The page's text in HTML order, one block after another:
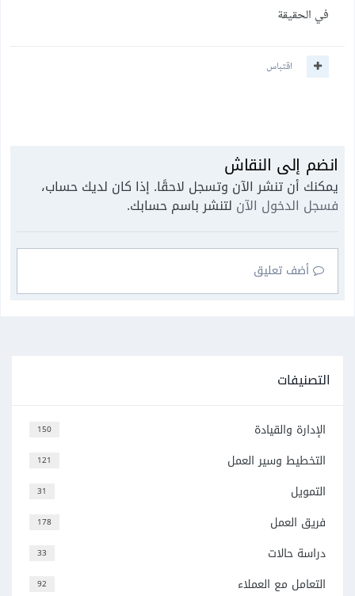
في الحقيقة
اقتباس
انضم إلى النقاش
يمكنك أن تنشر الآن وتسجل لاحقًا. إذا كان لديك حساب،
فسجل الدخول الآن لتنشر باسم حسابك.
أضف تعليق
التصنيفات
150 الإدارة والقيادة
121 التخطيط وسير العمل
31 التمويل
178 فريق العمل
33 دراسة حالات
92 التعامل مع العملاء